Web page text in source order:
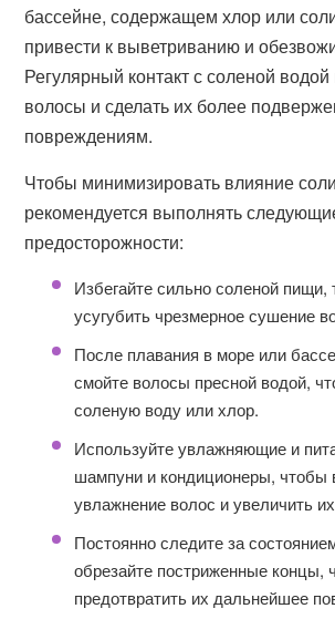
бассейне, содержащем хлор или
привести к выветриванию и
Регулярный контакт с соленой
волосы и сделать их более
повреждениям.
Чтобы минимизировать влияние
рекомендуется выполнять
предосторожности:
Избегайте сильно соленой пищи,
усугубить чрезмерное сушение
После плавания в море или
смойте волосы пресной водой,
соленую воду или хлор.
Используйте увлажняющие и
шампуни и кондиционеры, чтобы
увлажнение волос и увеличить
Постоянно следите за
обрезайте постриженные концы,
предотвратить их дальнейшее